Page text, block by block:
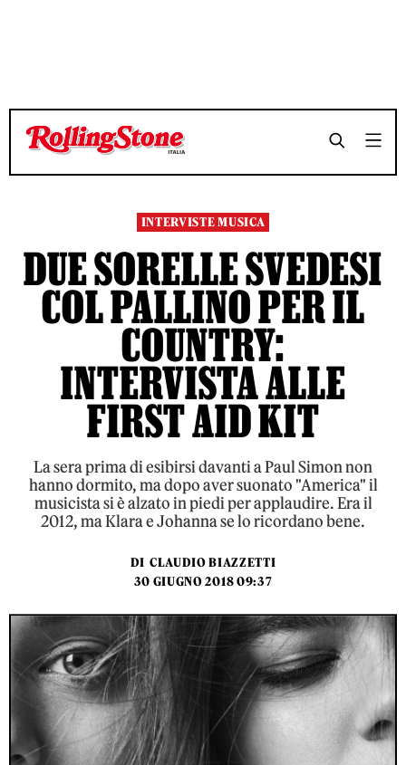
TEMPO DI LETTURA 7 MINUTI SHARE
TEMPO DI LETTURA 7 MINUTI SHARE
INTERVISTE MUSICA
DUE SORELLE SVEDESI
COL PALLINO PER IL
COUNTRY:
INTERVISTA ALLE
FIRST AID KIT
La sera prima di esibirsi davanti a Paul Simon non
hanno dormito, ma dopo aver suonato "America" il
musicista si è alzato in piedi per applaudire. Era il
2012, ma Klara e Johanna se lo ricordano bene.
DI CLAUDIO BIAZZETTI
30 GIUGNO 2018 09:37